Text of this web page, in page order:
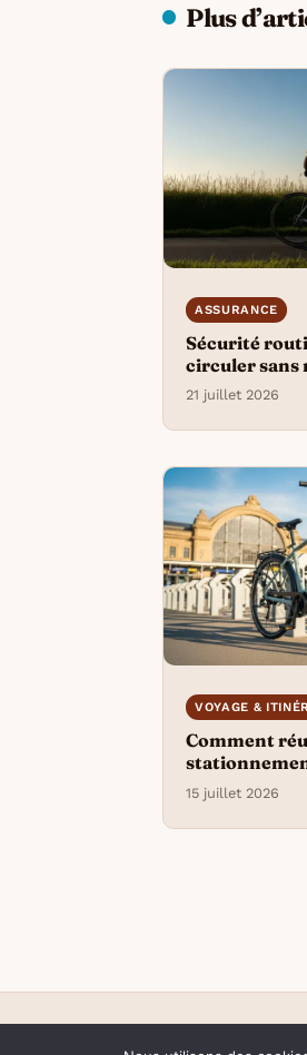
Plus
ASSURANCE
Sécurité
circuler sans
21 juillet 2026
VOYAGE &
Comment
?
15 juillet 2026